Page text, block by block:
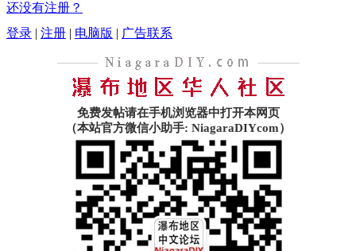
还没有注册？
登录 | 注册 | 电脑版 | 广告联系
免费发帖请在手机浏览器中打开本网页
（本站官方微信小助手: NiagaraDIYcom）